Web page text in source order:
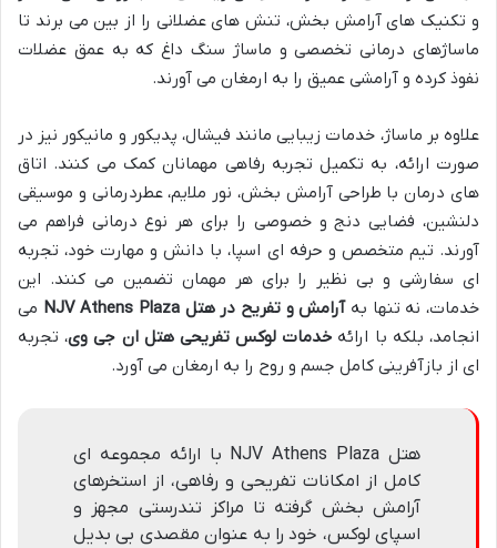
و تکنیک های آرامش بخش، تنش های عضلانی را از بین می برند تا
ماساژهای درمانی تخصصی و ماساژ سنگ داغ که به عمق عضلات
نفوذ کرده و آرامشی عمیق را به ارمغان می آورند.
علاوه بر ماساژ، خدمات زیبایی مانند فیشال، پدیکور و مانیکور نیز در
صورت ارائه، به تکمیل تجربه رفاهی مهمانان کمک می کنند. اتاق
های درمان با طراحی آرامش بخش، نور ملایم، عطردرمانی و موسیقی
دلنشین، فضایی دنج و خصوصی را برای هر نوع درمانی فراهم می
آورند. تیم متخصص و حرفه ای اسپا، با دانش و مهارت خود، تجربه
ای سفارشی و بی نظیر را برای هر مهمان تضمین می کنند. این
خدمات، نه تنها بهآرامش و تفریح در هتل NJV Athens Plaza
می
انجامد، بلکه با ارائه خدمات لوکس تفریحی هتل ان جی وی، تجربه
ای از بازآفرینی کامل جسم و روح را به ارمغان می آورد.
هتل NJV Athens Plaza با ارائه مجموعه ای
کامل از امکانات تفریحی و رفاهی، از استخرهای
آرامش بخش گرفته تا مراکز تندرستی مجهز و
اسپای لوکس، خود را به عنوان مقصدی بی بدیل